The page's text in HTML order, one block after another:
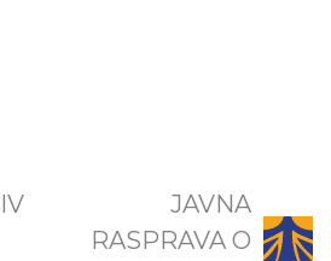
JAVNA
RASPRAVA O